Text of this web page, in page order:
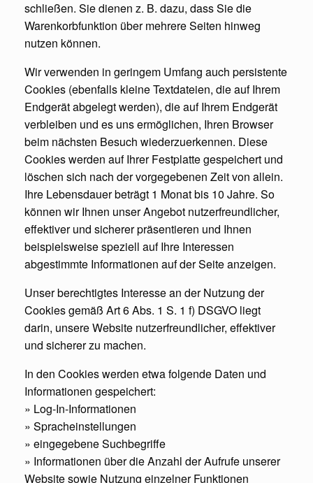
schließen. Sie dienen z. B. dazu, dass Sie die
Warenkorbfunktion über mehrere Seiten hinweg
nutzen können.
Wir verwenden in geringem Umfang auch persistente
Cookies (ebenfalls kleine Textdateien, die auf Ihrem
Endgerät abgelegt werden), die auf Ihrem Endgerät
verbleiben und es uns ermöglichen, Ihren Browser
beim nächsten Besuch wiederzuerkennen. Diese
Cookies werden auf Ihrer Festplatte gespeichert und
löschen sich nach der vorgegebenen Zeit von allein.
Ihre Lebensdauer beträgt 1 Monat bis 10 Jahre. So
können wir Ihnen unser Angebot nutzerfreundlicher,
effektiver und sicherer präsentieren und Ihnen
beispielsweise speziell auf Ihre Interessen
abgestimmte Informationen auf der Seite anzeigen.
Unser berechtigtes Interesse an der Nutzung der
Cookies gemäß Art 6 Abs. 1 S. 1 f) DSGVO liegt
darin, unsere Website nutzerfreundlicher, effektiver
und sicherer zu machen.
In den Cookies werden etwa folgende Daten und
Informationen gespeichert:
» Log-In-Informationen
» Spracheinstellungen
» eingegebene Suchbegriffe
» Informationen über die Anzahl der Aufrufe unserer
Website sowie Nutzung einzelner Funktionen